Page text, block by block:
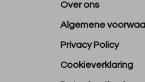
Over ons
Algemene
Privacy Policy
Cookieverklaring